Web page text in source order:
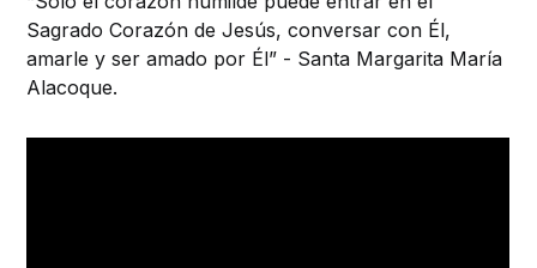
Sagrado Corazón de Jesús, conversar con Él,
amarle y ser amado por Él” - Santa Margarita María
Alacoque.